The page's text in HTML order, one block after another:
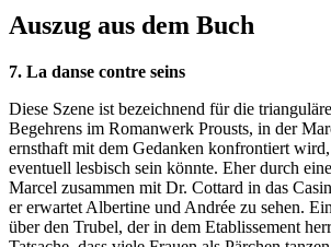
Auszug aus dem Buch
7. La danse contre seins
Diese Szene ist bezeichnend für die
Begehrens im Romanwerk Prousts, in der
ernsthaft mit dem Gedanken konfrontiert
eventuell lesbisch sein könnte. Eher durch
Marcel zusammen mit Dr. Cottard in das
er erwartet Albertine und Andrée zu sehen.
über den Trubel, der in dem Etablissement